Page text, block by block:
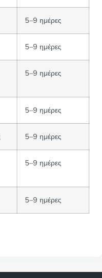
5–9 ημέρες
5–9 ημέρες
5–9 ημέρες
5–9 ημέρες
5–9 ημέρες
5–9 ημέρες
5–9 ημέρες